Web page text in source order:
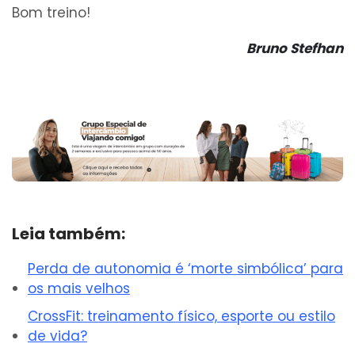
Bom treino!
Bruno Stefhan
Leia também:
Perda de autonomia é ‘morte simbólica’ para
os mais velhos
CrossFit: treinamento físico, esporte ou estilo
de vida?